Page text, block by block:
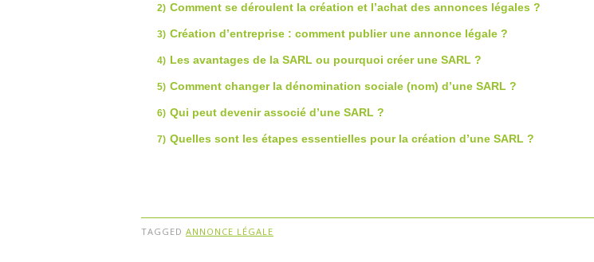
Comment se déroulent la création et l’achat des annonces légales ?
Création d’entreprise : comment publier une annonce légale ?
Les avantages de la SARL ou pourquoi créer une SARL ?
Comment changer la dénomination sociale (nom) d’une SARL ?
Qui peut devenir associé d’une SARL ?
Quelles sont les étapes essentielles pour la création d’une SARL ?
TAGGED ANNONCE LÉGALE